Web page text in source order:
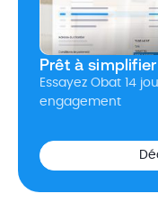
Prêt à
Essayez Obat 14
engagement